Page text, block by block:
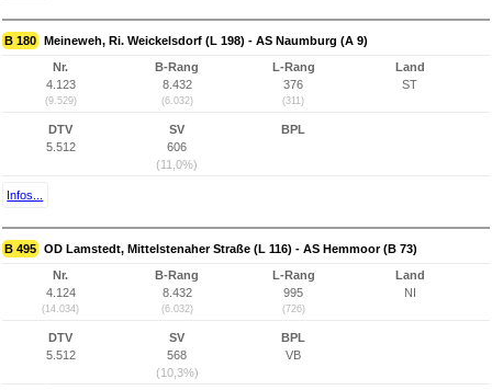
B 180 Meineweh, Ri. Weickelsdorf (L 198) - AS Naumburg (A 9)
Nr.
4.123
(9.529)
B-Rang
8.432
(6.032)
L-Rang
376
(311)
Land
ST
DTV
5.512
SV
606
(11,0%)
BPL
Infos...
B 495 OD Lamstedt, Mittelstenaher Straße (L 116) - AS Hemmoor (B 73)
Nr.
4.124
(14.034)
B-Rang
8.432
(6.032)
L-Rang
995
(726)
Land
NI
DTV
5.512
SV
568
(10,3%)
BPL
VB